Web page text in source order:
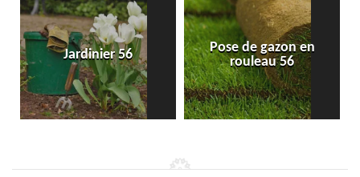
Jardinier 56
Pose de gazon en
rouleau 56